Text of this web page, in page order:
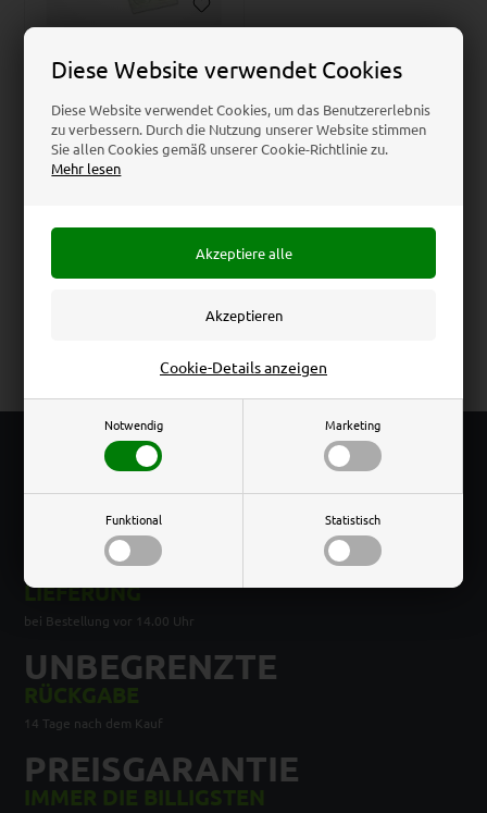
Diese Website verwendet Cookies
Diese Website verwendet Cookies, um das Benutzererlebnis
zu verbessern. Durch die Nutzung unserer Website stimmen
Sie allen Cookies gemäß unserer Cookie-Richtlinie zu.
Mehr lesen
Notwendig Marketing
Funktional Statistisch
Cookie-Details anzeigen
Auf Lager
und Visitenkartenhalter
aus Acryl für den
Außenbereich
KOSTENLOSER
VERSAND
bei einem Einkaufswert von über 100 EURO ohne MwSt.
SCHNELLE
LIEFERUNG
bei Bestellung vor 14.00 Uhr
UNBEGRENZTE
RÜCKGABE
14 Tage nach dem Kauf
PREISGARANTIE
IMMER DIE BILLIGSTEN